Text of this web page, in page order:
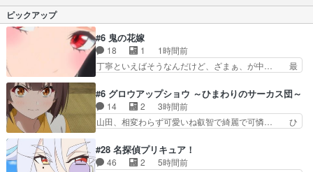
最終話で1話の生徒が卒業出来た… 作中の時間の
それは良いけど結局、エルフ… 「人間嫌いと此方
の未来」上級クラスに、今… これは原作通りなの
かどうか原作小説は5巻… もう1年経ったのか
よ！！そしてやっぱり右…
ピックアップ
#6 鬼の花嫁
18 1
1時間前
丁寧といえばそうなんだけど、ざまぁ、が中… 最
きもいけどあれ横で見せつけられるのは… 玲夜の
前の婚約者鬼山桜子がめっちゃ別嬪さ… にゃんき
ちくんのお母さんが一番かわいいで… 花江さんが
中学生ストーカーしてた花江さん… 主人公がお願
ときはキスでおねだりする」… 透子とにゃん吉の
馴れ初めを見れて良かった… 第６話をU-NEXTで
#6 グロウアップショウ ～ひまわりのサーカス団～
14 2
3時間前
山田、相変わらず可愛いね叡智で綺麗で可憐… ひ
の男の登場によって、山田の輝かしき過… お父さ
んの相方登場回、良い回だったな。諏… 第６話を
#28 名探偵プリキュア！
46 2
5時間前